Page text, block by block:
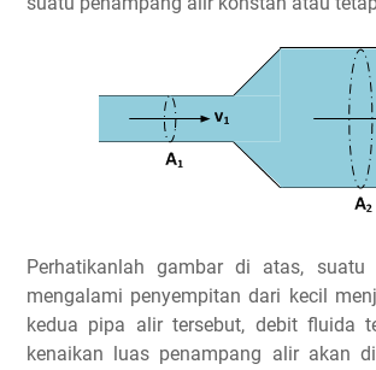
Perhatikanlah gambar di atas,
mengalami penyempitan dari kecil
kedua pipa alir tersebut, debit fluida
kenaikan luas penampang alir akan